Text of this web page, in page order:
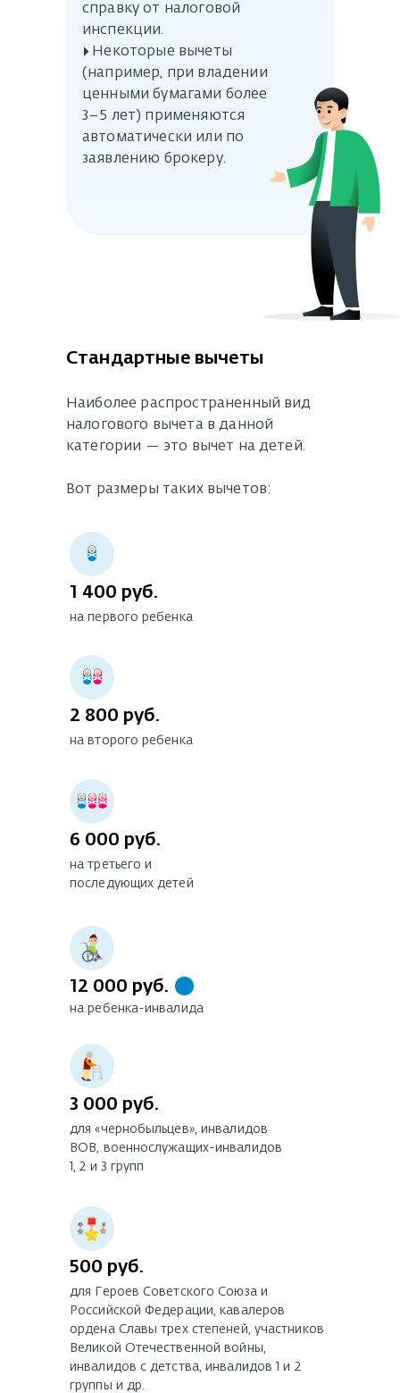
справку от налоговой
инспекции.
▸ Некоторые вычеты
(например, при владении
ценными бумагами более
3–5 лет) применяются
автоматически или по
заявлению брокеру.
Стандартные вычеты
Наиболее распространенный вид
налогового вычета в данной
категории — это вычет на детей.
Вот размеры таких вычетов:
1 400 руб.
на первого ребенка
3 000 руб.
для «чернобыльцев», инвалидов
ВОВ, военнослужащих-инвалидов
1, 2 и 3 групп
500 руб.
для Героев Советского Союза и
Российской Федерации, кавалеров
ордена Славы трех степеней, участников
Великой Отечественной войны,
инвалидов с детства, инвалидов 1 и 2
группы и др.
2 800 руб.
на второго ребенка
на третьего и
последующих детей
6 000 руб.
12 000 руб.
на ребенка-инвалида